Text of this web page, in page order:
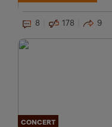
8 178 9
CONCERT